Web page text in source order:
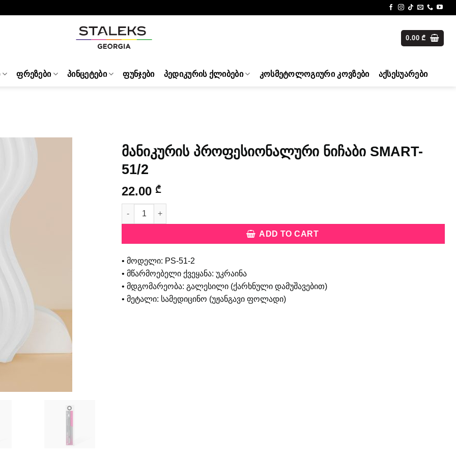
0.00₾
ᲤᲠᲔᲖᲔᲑᲘ ᲞᲘᲜᲪᲔᲢᲔᲑᲘ ᲤᲣᲜᲯᲔᲑᲘ ᲞᲔᲓᲘᲙᲣᲠᲘᲡ ᲥᲚᲘᲑᲔᲑᲘ ᲙᲝᲡᲛᲔᲢᲝᲚᲝᲒᲘᲣᲠᲘ ᲙᲝᲕᲖᲔᲑᲘ ᲐᲥᲡᲔᲡᲣᲐᲠᲔᲑᲘ
მანიკურის პროფესიონალური ნიჩაბი SMART-
51/2
22.00 ₾
მანიკურის პროფესიონალური ნიჩაბი SMART-51/2 quantity
ADD TO CART
• მოდელი: PS-51-2
• მწარმოებელი ქვეყანა: უკრაინა
• მდგომარეობა: გალესილი (ქარხნული დამუშავებით)
• მეტალი: სამედიცინო (უჟანგავი ფოლადი)